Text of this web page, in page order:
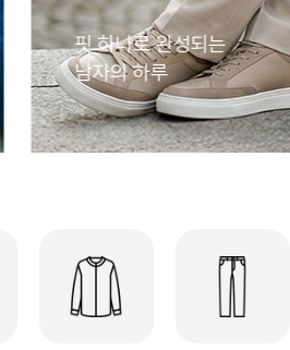
스타일도, 활동성도
놓치지 마세요